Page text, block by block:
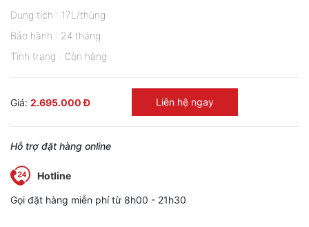
Dung tích : 17L/thùng
Bảo hành : 24 tháng
Tình trạng : Còn hàng
Giá: 2.695.000 Đ Liên hệ ngay
Hỗ trợ đặt hàng online
Hotline
Gọi đặt hàng miễn phí từ 8h00 - 21h30